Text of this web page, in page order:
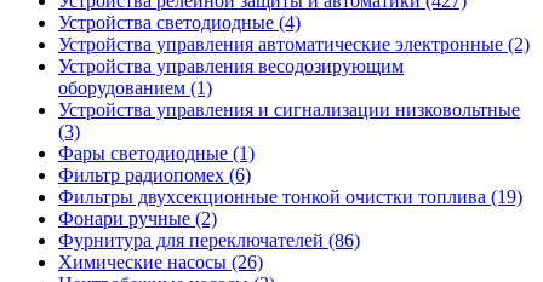
Устройства светодиодные (4)
Устройства управления автоматические электронные (2)
Устройства управления весодозирующим
оборудованием (1)
Устройства управления и сигнализации низковольтные
(3)
Фары светодиодные (1)
Фильтр радиопомех (6)
Фильтры двухсекционные тонкой очистки топлива (19)
Фонари ручные (2)
Фурнитура для переключателей (86)
Химические насосы (26)